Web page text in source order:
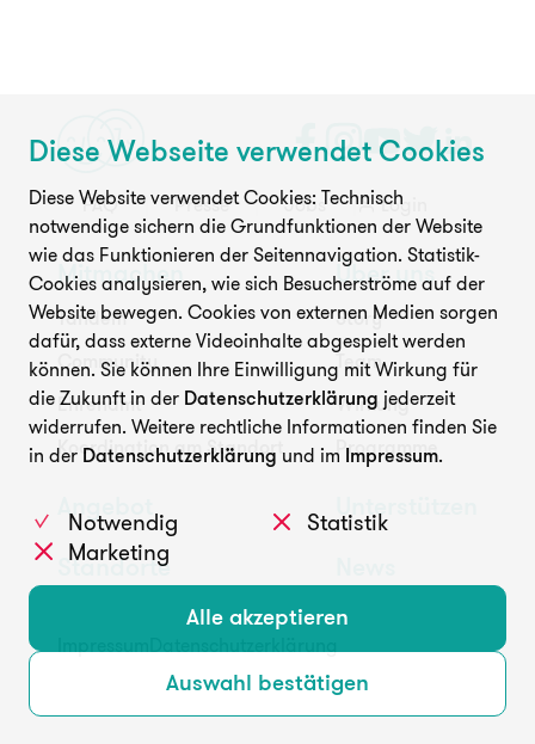
FAQ Presse Jobs Login
Mitmachen
Tandem
Community
Ehrenamt
Koordination am Standort
Standorte
Über uns
Story
Team
Wirkung
Programme
Diese Webseite verwendet Cookies
Diese Website verwendet Cookies: Technisch
notwendige sichern die Grundfunktionen der Website
wie das Funktionieren der Seitennavigation. Statistik-
Cookies analysieren, wie sich Besucherströme auf der
Website bewegen. Cookies von externen Medien sorgen
dafür, dass externe Videoinhalte abgespielt werden
können. Sie können Ihre Einwilligung mit Wirkung für
die Zukunft in der Datenschutzerklärung jederzeit
widerrufen. Weitere rechtliche Informationen finden Sie
in der Datenschutzerklärung und im Impressum.
Notwendig
Statistik
Marketing
Alle akzeptieren
Auswahl bestätigen